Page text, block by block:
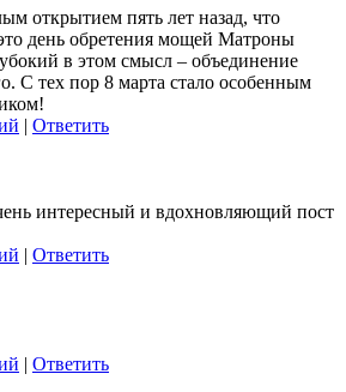
открытием пять лет назад, что
день обретения мощей Матроны
в этом смысл – объединение
С тех пор 8 марта стало особенным
| Ответить
интересный и вдохновляющий пост
| Ответить
| Ответить